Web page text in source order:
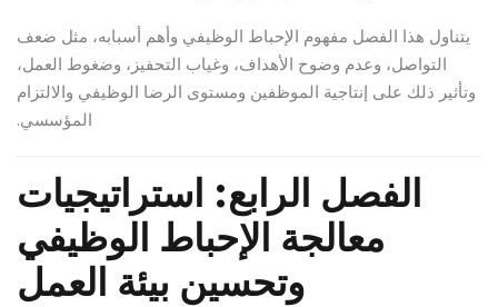
يتناول هذا الفصل مفهوم الإحباط الوظيفي وأهم أسبابه، مثل ضعف
التواصل، وعدم وضوح الأهداف، وغياب التحفيز، وضغوط العمل،
وتأثير ذلك على إنتاجية الموظفين ومستوى الرضا الوظيفي والالتزام
المؤسسي.
الفصل الرابع: استراتيجيات
معالجة الإحباط الوظيفي
وتحسين بيئة العمل